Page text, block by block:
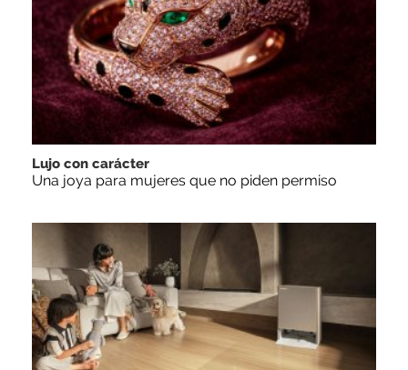
Lujo con carácter
Una joya para mujeres que no piden permiso